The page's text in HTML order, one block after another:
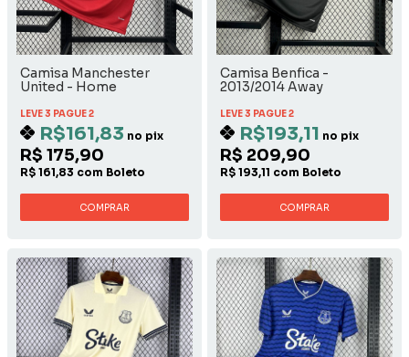
Camisa Manchester
United - Home
LEVE 3 PAGUE 2
R$161,83 no pix
R$ 175,90
R$ 161,83 com Boleto
COMPRAR
Camisa Benfica -
2013/2014 Away
LEVE 3 PAGUE 2
R$193,11 no pix
R$ 209,90
R$ 193,11 com Boleto
COMPRAR